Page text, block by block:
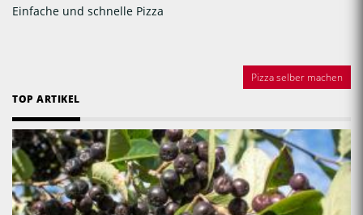
Einfache und schnelle Pizza
Pizza selber machen
TOP ARTIKEL